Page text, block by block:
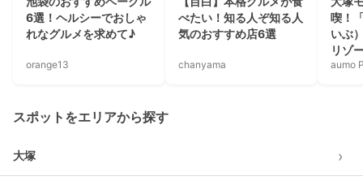
6選！ヘルシーでおしゃ
れなグルメを求めて♪
orange13
べたい！知る人ぞ知る人
気のおすすめ店6選
chanyama
喫！
いぶ
リゾ
aumo
スポットをエリアから探す
大塚 ›